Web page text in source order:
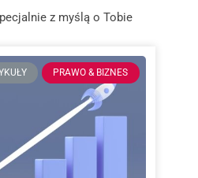
z myślą o Tobie
PRAWO & BIZNES